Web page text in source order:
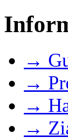
→
→
→
→